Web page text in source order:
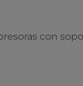
con